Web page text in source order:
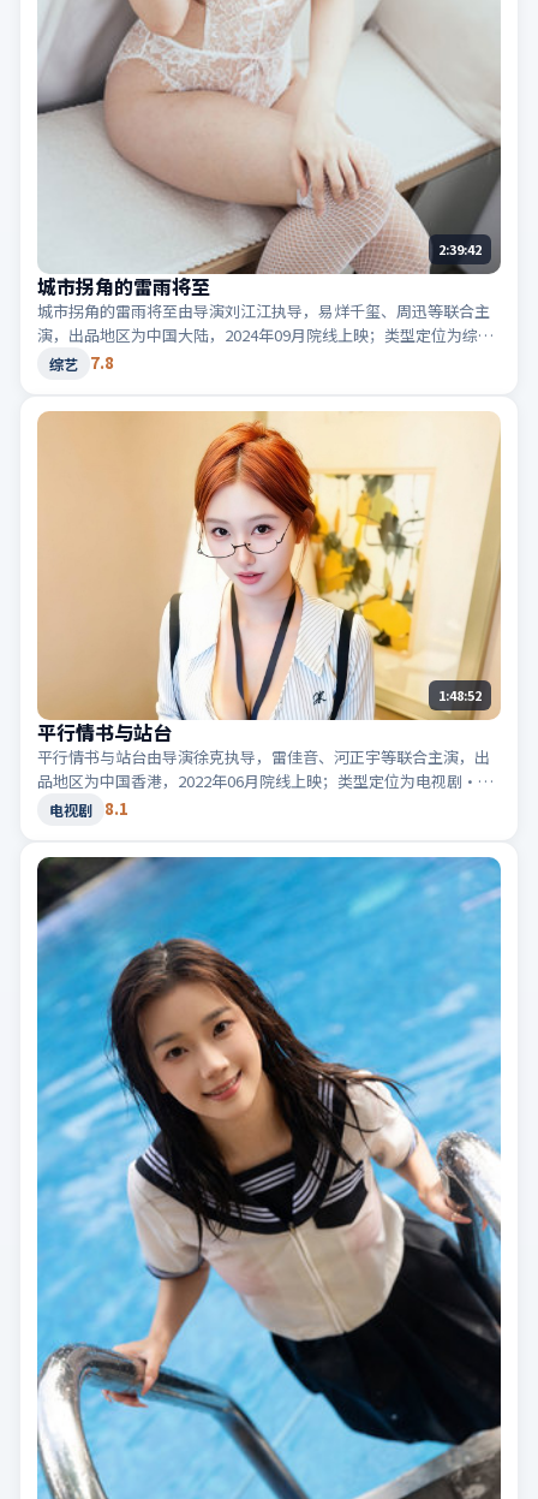
2:39:42
城市拐角的雷雨将至
城市拐角的雷雨将至由导演刘江江执导，易烊千玺、周迅等联合主
演，出品地区为中国大陆，2024年09月院线上映；类型定位为综艺
·科幻，世界观设定严谨。适合检索「中国大陆科幻」「2024高分
综艺 7.8
1:48:52
平行情书与站台
平行情书与站台由导演徐克执导，雷佳音、河正宇等联合主演，出
品地区为中国香港，2022年06月院线上映；类型定位为电视剧·悬
疑，真相在最后一刻揭晓。适合检索「中国香港悬疑」「2022高分
电视剧 8.1